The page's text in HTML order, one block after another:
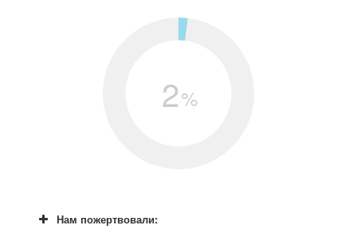
2%
Нам пожертвовали: